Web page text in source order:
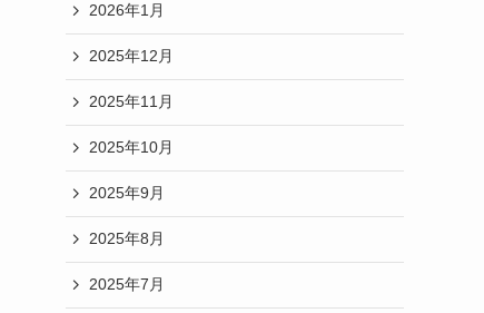
2026年1月
2025年12月
2025年11月
2025年10月
2025年9月
2025年8月
2025年7月